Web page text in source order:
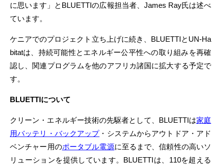
に思います」とBLUETTIの広報担当者、James Ray氏は述べ
ています。
ケニアでのプロジェクト立ち上げに続き、BLUETTIとUN-Ha
bitatは、持続可能性とエネルギー公平性への取り組みを再確
認し、関連プログラムを他のアフリカ諸国に拡大する予定で
す。
BLUETTIについて
クリーン・エネルギー技術の先駆者として、BLUETTIは家庭
用バッテリ・バックアップ・システムからアウトドア・アド
ベンチャー用のポータブル電源に至るまで、信頼性の高いソ
リューションを提供しています。BLUETTIは、110を超える